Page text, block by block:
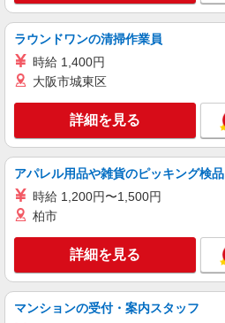
ラウンドワンの清掃作業員
時給 1,400円
大阪市城東区
詳細を見る
アパレル用品や雑貨のピッキング検品
時給 1,200円〜1,500円
柏市
詳細を見る
マンションの受付・案内スタッフ